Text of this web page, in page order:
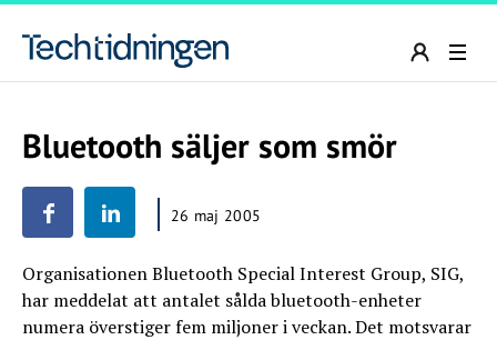
Bluetooth säljer som smör
26 maj 2005
Organisationen Bluetooth Special Interest Group, SIG,
har meddelat att antalet sålda bluetooth-enheter
numera överstiger fem miljoner i veckan. Det motsvarar